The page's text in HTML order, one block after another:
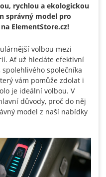
rychlou a ekologickou
správný model pro
ElementStore.cz!
volbou mezi
Ať už hledáte efektivní
společníka
vám pomůže zdolat i
je ideální volbou. V
důvody, proč do něj
model z naší nabídky